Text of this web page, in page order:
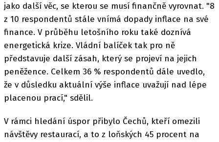
jako další věc, se kterou se musí finančně vyrovnat. "8
z 10 respondentů stále vnímá dopady inflace na své
finance. V průběhu letošního roku také doznívá
energetická krize. Vládní balíček tak pro ně
představuje další zásah, který se projeví na jejich
peněžence. Celkem 36 % respondentů dále uvedlo,
že v důsledku aktuální výše inflace uvažují nad lépe
placenou prací," sdělil.
V rámci hledání úspor přibylo Čechů, kteří omezili
návštěvy restaurací, a to z loňských 45 procent na